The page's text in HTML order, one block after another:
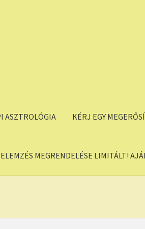
ASZTROLÓGIA KÉRJ EGY
MEGRENDELÉSE LIMITÁLT!